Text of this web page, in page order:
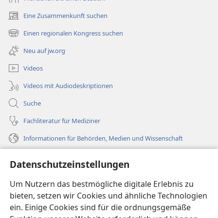
Datenschutzeinstellungen
Um Nutzern das bestmögliche digitale Erlebnis zu
bieten, setzen wir Cookies und ähnliche Technologien
ein. Einige Cookies sind für die ordnungsgemäße
Eine Zusammenkunft suchen
(öffnet
neues
Fenster)
Einen regionalen Kongress suchen
(öffnet
neues
Fenster)
Neu auf jw.org
Videos
Videos mit Audiodeskriptionen
Suche
Fachliteratur für Mediziner
Informationen für Behörden, Medien und Wissenschaft
Spenden
(öffnet
neues
Fenster)Wachtturm ONLINE-BIBLIOTHEK
(öffnet